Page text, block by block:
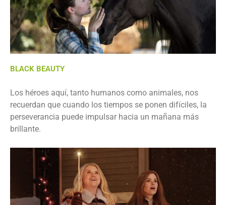
BLACK BEAUTY
Los héroes aquí, tanto humanos como animales, nos
recuerdan que cuando los tiempos se ponen difíciles, la
perseverancia puede impulsar hacia un mañana más
brillante.